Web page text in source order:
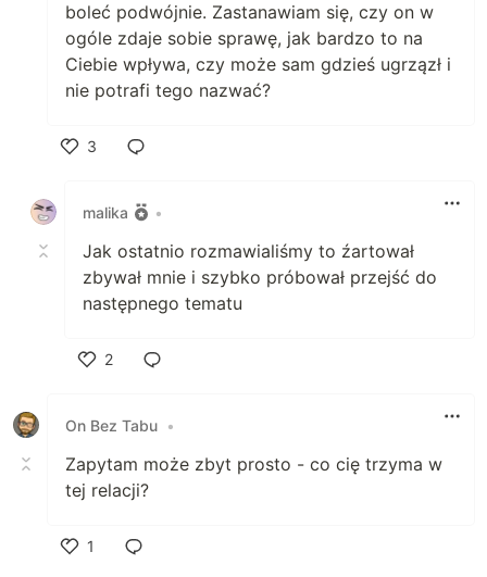
boleć podwójnie. Zastanawiam się, czy on w
ogóle zdaje sobie sprawę, jak bardzo to na
Ciebie wpływa, czy może sam gdzieś ugrzązł i
nie potrafi tego nazwać?
3
malika
•
Jak ostatnio rozmawialiśmy to źartował
zbywał mnie i szybko próbował przejść do
następnego tematu
2
On Bez Tabu •
Zapytam może zbyt prosto - co cię trzyma w
tej relacji?
1